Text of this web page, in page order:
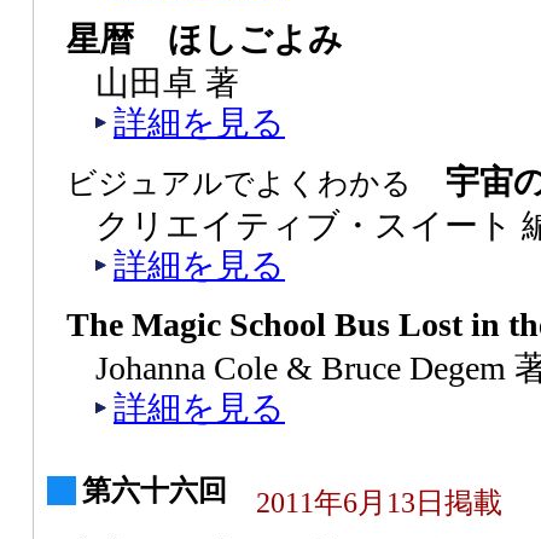
星暦 ほしごよみ
山田卓 著
詳細を見る
ビジュアルでよくわかる
宇宙
クリエイティブ・スイート
詳細を見る
The Magic School Bus Lost in
Johanna Cole & Bruce Degem
詳細を見る
第六十六回 2011年6月13日掲載